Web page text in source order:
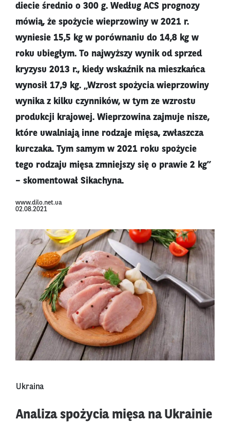
diecie średnio o 300 g. Według ACS prognozy
mówią, że spożycie wieprzowiny w 2021 r.
wyniesie 15,5 kg w porównaniu do 14,8 kg w
roku ubiegłym. To najwyższy wynik od sprzed
kryzysu 2013 r., kiedy wskaźnik na mieszkańca
wynosił 17,9 kg. „Wzrost spożycia wieprzowiny
wynika z kilku czynników, w tym ze wzrostu
produkcji krajowej. Wieprzowina zajmuje nisze,
które uwalniają inne rodzaje mięsa, zwłaszcza
kurczaka. Tym samym w 2021 roku spożycie
tego rodzaju mięsa zmniejszy się o prawie 2 kg”
– skomentował Sikachyna.
www.dilo.net.ua
02.08.2021
Ukraina
Analiza spożycia mięsa na Ukrainie